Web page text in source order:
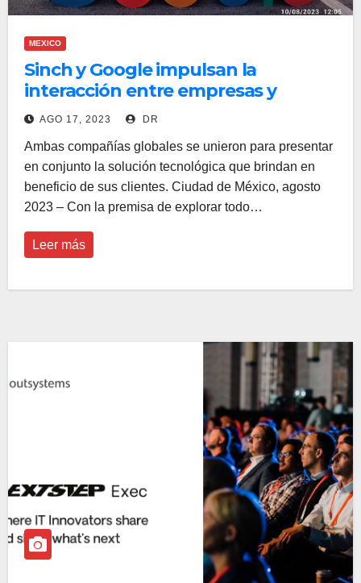
MEXICO
Sinch y Google impulsan la
interacción entre empresas y
clientes con Google Messages RCS
AGO 17, 2023 DR
Ambas compañías globales se unieron para presentar
en conjunto la solución tecnológica que brindan en
beneficio de sus clientes. Ciudad de México, agosto
2023 – Con la premisa de explorar todo…
Leer más